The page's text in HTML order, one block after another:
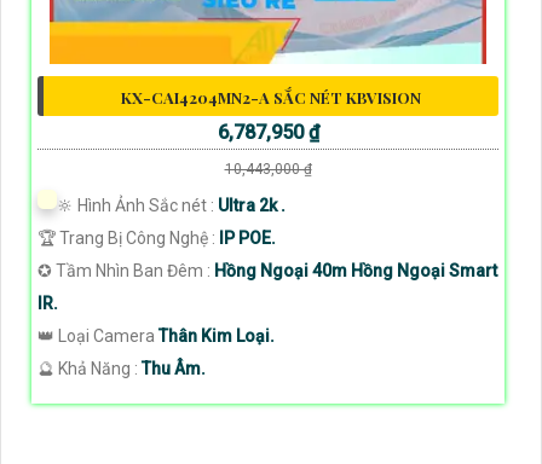
KX-CAI4204MN2-A SẮC NÉT KBVISION
6,787,950 ₫
10,443,000 ₫
🔆 Hình Ảnh Sắc nét : Ultra 2k .
🏆 Trang Bị Công Nghệ :
IP POE.
✪ Tầm Nhìn Ban Đêm : Hồng Ngoại 40m Hồng Ngoại Smart
IR.
👑 Loại CameraThân Kim Loại.
️🔮 Khả Năng :Thu Âm.